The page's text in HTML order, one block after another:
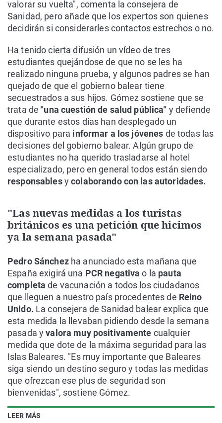
LEER MÁS
valorar su vuelta", comenta la consejera de
Sanidad, pero añade que los expertos son quienes
decidirán si considerarles contactos estrechos o no.
Ha tenido cierta difusión un vídeo de tres
estudiantes quejándose de que no se les ha
realizado ninguna prueba, y algunos padres se han
quejado de que el gobierno balear tiene
secuestrados a sus hijos. Gómez sostiene que se
trata de"una cuestión de salud pública" y defiende
que durante estos días han desplegado un
dispositivo para informar a los jóvenes de todas las
decisiones del gobierno balear. Algún grupo de
estudiantes no ha querido trasladarse al hotel
especializado, pero en general todos están siendo
responsablesycolaborando con las autoridades.
"Las nuevas medidas a los turistas
británicos es una petición que hicimos
ya la semana pasada"
Pedro Sánchezha anunciado esta mañana que
España exigirá una PCR negativa o la pauta
completade vacunación a todos los ciudadanos
que lleguen a nuestro país procedentes de Reino
Unido. La consejera de Sanidad balear explica que
esta medida la llevaban pidiendo desde la semana
pasada yvalora muy positivamente cualquier
medida que dote de la máxima seguridad para las
Islas Baleares. "Es muy importante que Baleares
siga siendo un destino seguro y todas las medidas
que ofrezcan ese plus de seguridad son
bienvenidas", sostiene Gómez.